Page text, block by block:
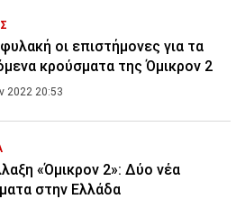
οι επιστήμονες για τα
κρούσματα της Όμικρον 2
2022 20:53
«Όμικρον 2»: Δύο νέα
στην Ελλάδα